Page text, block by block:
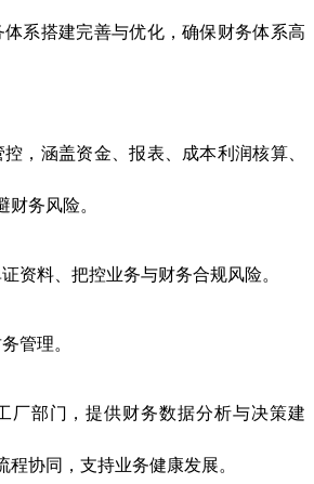
系搭建完善与优化，确保财务体系高
，涵盖资金、报表、成本利润核算、
财务风险。
资料、把控业务与财务合规风险。
管理。
厂部门，提供财务数据分析与决策建
协同，支持业务健康发展。